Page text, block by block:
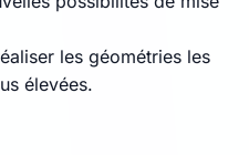
les géométries les
élevées.